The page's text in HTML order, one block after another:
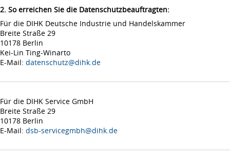
2. So erreichen Sie die Datenschutzbeauftragten:
Für die DIHK Deutsche Industrie und Handelskammer
Breite Straße 29
10178 Berlin
Kei-Lin Ting-Winarto
E-Mail: datenschutz@dihk.de
Für die DIHK Service GmbH
Breite Straße 29
10178 Berlin
E-Mail: dsb-servicegmbh@dihk.de